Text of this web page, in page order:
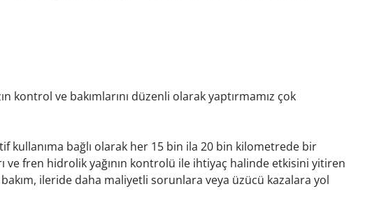
kontrol ve bakımlarını düzenli olarak yaptırmamız çok
kullanıma bağlı olarak her 15 bin ila 20 bin kilometrede bir
fren hidrolik yağının kontrolü ile ihtiyaç halinde etkisini yitiren
ileride daha maliyetli sorunlara veya üzücü kazalara yol